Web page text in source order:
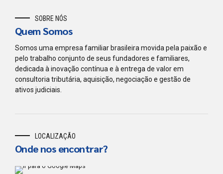
SOBRE NÓS
Quem Somos
Somos uma empresa familiar brasileira movida pela paixão e
pelo trabalho conjunto de seus fundadores e familiares,
dedicada à inovação contínua e à entrega de valor em
consultoria tributária, aquisição, negociação e gestão de
ativos judiciais.
LOCALIZAÇÃO
Onde nos encontrar?